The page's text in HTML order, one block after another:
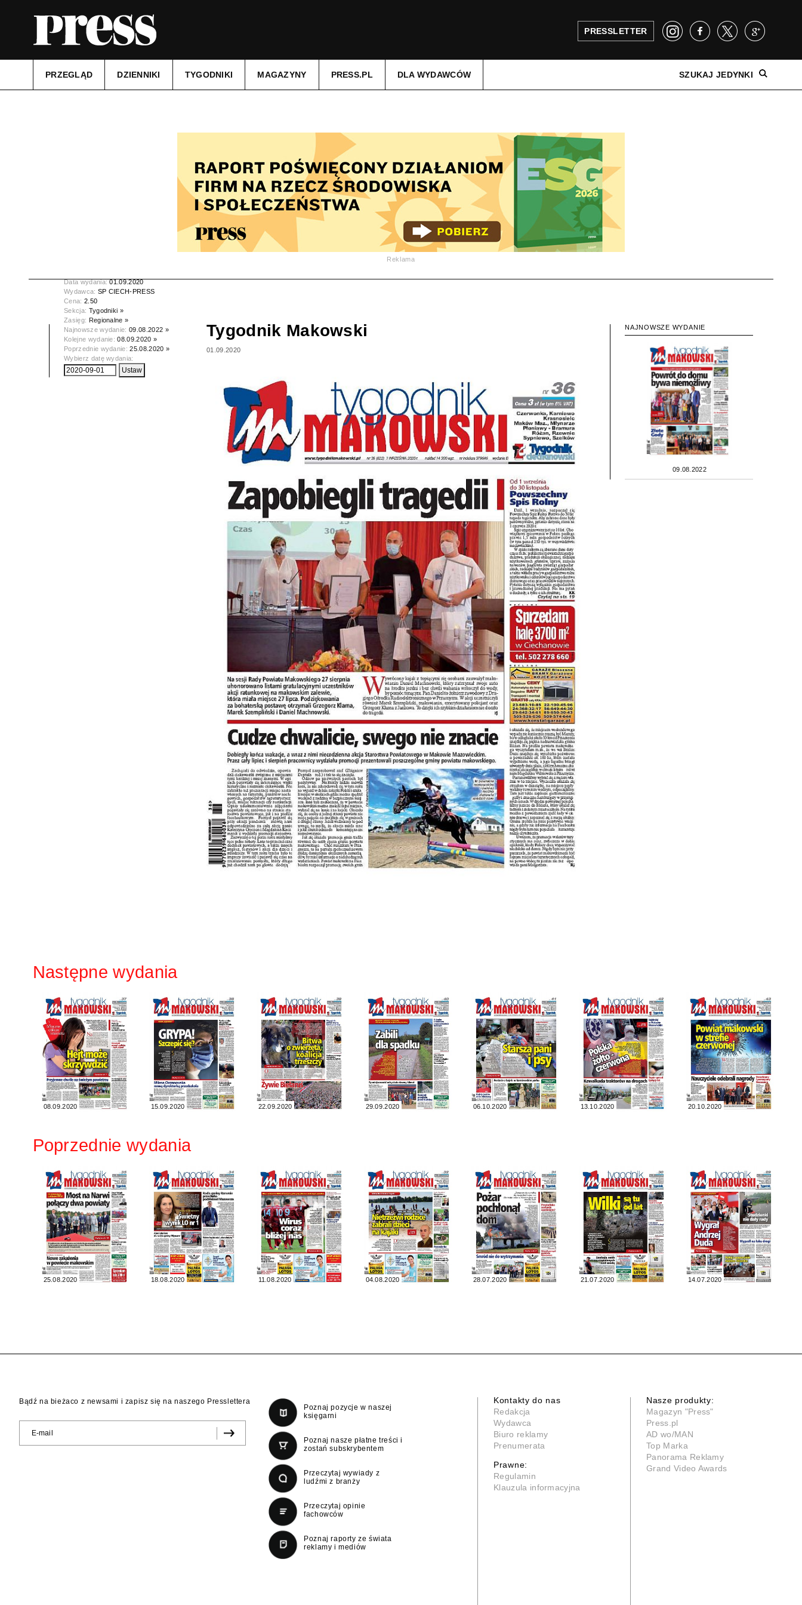
PRESSLETTER
PRZEGLĄD DZIENNIKI TYGODNIKI MAGAZYNY PRESS.PL DLA WYDAWCÓW SZUKAJ JEDYNKI
Reklama
Data wydania:01.09.2020
Wydawca: SP CIECH-PRESS
Cena: 2.50
Sekcja: Tygodniki »
Zasięg: Regionalne »
Najnowsze wydanie:09.08.2022 »
Kolejne wydanie:08.09.2020 »
Poprzednie wydanie:25.08.2020 »
Wybierz datę wydania:
Tygodnik Makowski
01.09.2020
NAJNOWSZE WYDANIE
09.08.2022
Następne wydania
08.09.2020 15.09.2020 22.09.2020 29.09.2020 06.10.2020 13.10.2020 20.10.2020
Poprzednie wydania
25.08.2020 18.08.2020 11.08.2020 04.08.2020 28.07.2020 21.07.2020 14.07.2020
Bądź na bieżaco z newsami i zapisz się na naszego Presslettera
Poznaj pozycje w naszej
księgarni
Poznaj nasze płatne treści i
zostań subskrybentem
Przeczytaj wywiady z
ludźmi z branży
Przeczytaj opinie
fachowców
Poznaj raporty ze świata
reklamy i mediów
Kontakty do nas
Redakcja
Wydawca
Biuro reklamy
Prenumerata
Prawne:
Regulamin
Klauzula informacyjna
Nasze produkty:
Magazyn "Press"
Press.pl
AD wo/MAN
Top Marka
Panorama Reklamy
Grand Video Awards